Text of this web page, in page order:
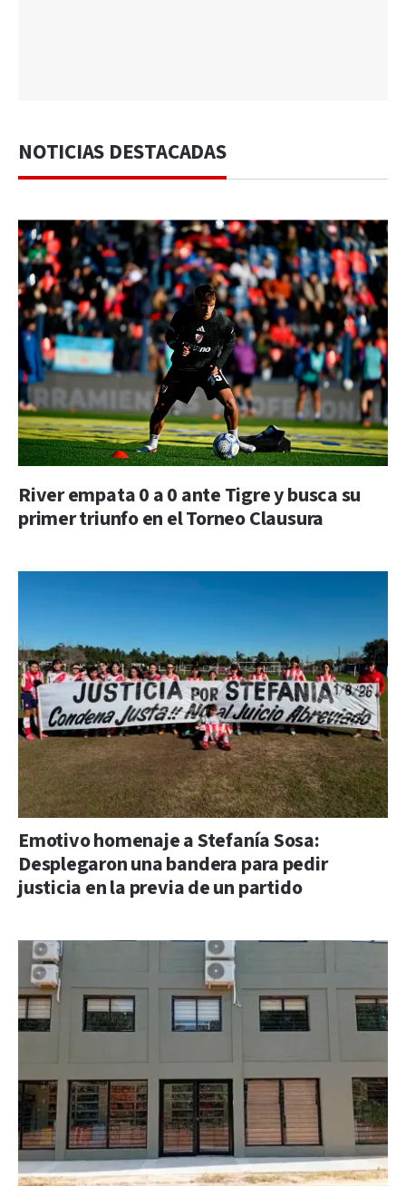
NOTICIAS DESTACADAS
River empata 0 a 0 ante Tigre y busca su
primer triunfo en el Torneo Clausura
Emotivo homenaje a Stefanía Sosa:
Desplegaron una bandera para pedir
justicia en la previa de un partido